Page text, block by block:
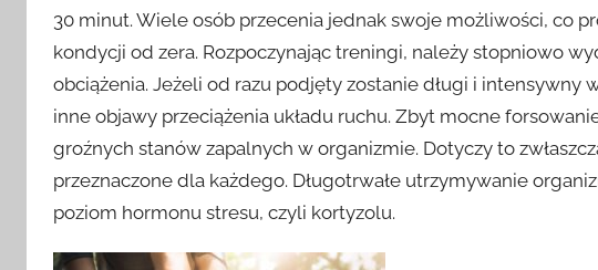
30 minut. Wiele osób przecenia jednak swoje możliwości, co
kondycji od zera. Rozpoczynając treningi, należy stopniowo
obciążenia. Jeżeli od razu podjęty zostanie długi i intensywny
inne objawy przeciążenia układu ruchu. Zbyt mocne
groźnych stanów zapalnych w organizmie. Dotyczy to
przeznaczone dla każdego. Długotrwałe utrzymywanie
poziom hormonu stresu, czyli kortyzolu.